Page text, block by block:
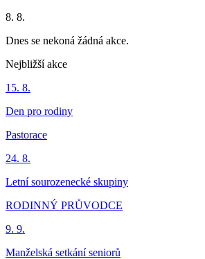
8. 8.
Dnes se nekoná žádná akce.
Nejbližší akce
15. 8.
Den pro rodiny
Pastorace
24. 8.
Letní sourozenecké skupiny
RODINNÝ PRŮVODCE
9. 9.
Manželská setkání seniorů